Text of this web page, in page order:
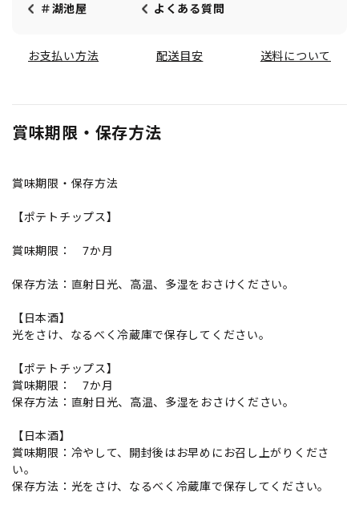
＃湖池屋
よくある質問
お支払い方法 配送目安 送料について
賞味期限・保存方法
賞味期限・保存方法
【ポテトチップス】
賞味期限： 7か月
保存方法：直射日光、高温、多湿をおさけください。
【日本酒】
光をさけ、なるべく冷蔵庫で保存してください。
【ポテトチップス】
賞味期限： 7か月
保存方法：直射日光、高温、多湿をおさけください。
【日本酒】
賞味期限：冷やして、開封後はお早めにお召し上がりくださ
い。
保存方法：光をさけ、なるべく冷蔵庫で保存してください。